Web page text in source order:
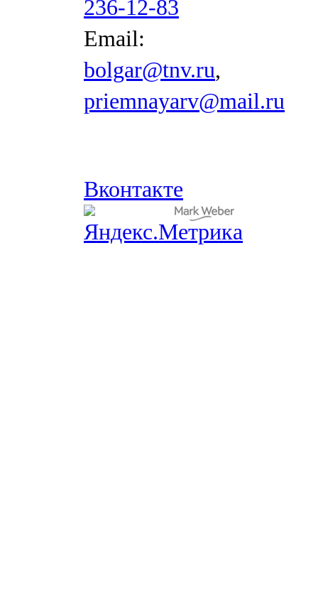
236-12-83
Email:
bolgar@tnv.ru,
priemnayarv@mail.ru
Вконтакте